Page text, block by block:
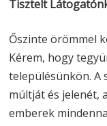
Tisztelt
Őszinte örömmel
Kérem, hogy
településünkön. A
múltját és jelenét,
emberek